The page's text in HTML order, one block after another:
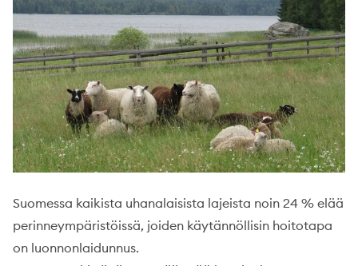
Suomessa kaikista uhanalaisista lajeista noin 24 % elää
perinneympäristöissä, joiden käytännöllisin hoitotapa
on luonnonlaidunnus.